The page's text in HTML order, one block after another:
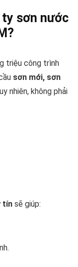
ty sơn nước
triệu công trình
sơn mới, sơn
nhiên, không phải
tín sẽ giúp: